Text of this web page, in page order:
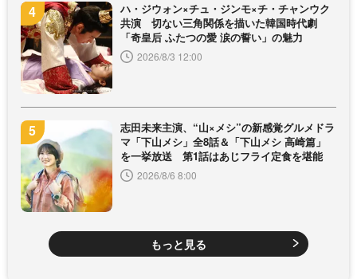
ハ・ジウォン×チュ・ジンモ×チ・チャンウク
共演 切ない三角関係を描いた韓国時代劇
「奇皇后 ふたつの愛 涙の誓い」の魅力
2026/8/3 12:00
志田未来主演、“山×メシ”の新感覚グルメドラ
マ「下山メシ」全8話＆「下山メシ 高崎篇」
を一挙放送 第1話はあじフライ定食を堪能
2026/8/6 8:00
もっと見る